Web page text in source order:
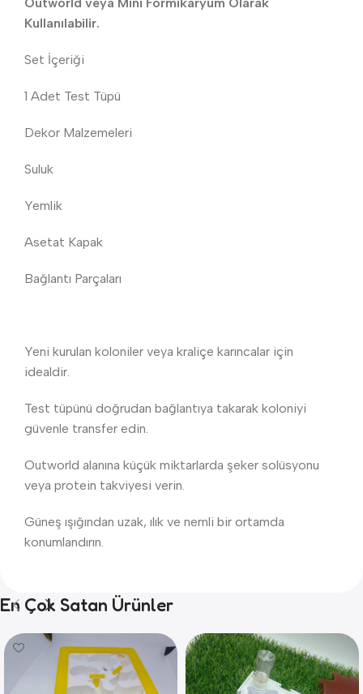
Outworld veya Mini Formikaryum Olarak
Kullanılabilir.
Set İçeriği
1 Adet Test Tüpü
Dekor Malzemeleri
Suluk
Yemlik
Asetat Kapak
Bağlantı Parçaları
Yeni kurulan koloniler veya kraliçe karıncalar için
idealdir.
Test tüpünü doğrudan bağlantıya takarak koloniyi
güvenle transfer edin.
Outworld alanına küçük miktarlarda şeker solüsyonu
veya protein takviyesi verin.
Güneş ışığından uzak, ılık ve nemli bir ortamda
konumlandırın.
En Çok Satan Ürünler